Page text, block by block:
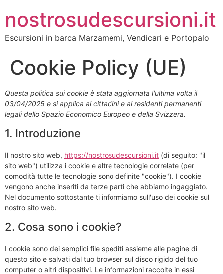
nostrosudescursioni.it
Escursioni in barca Marzamemi, Vendicari e Portopalo
Cookie Policy (UE)
Questa politica sui cookie è stata aggiornata l'ultima volta il
03/04/2025 e si applica ai cittadini e ai residenti permanenti
legali dello Spazio Economico Europeo e della Svizzera.
1. Introduzione
Il nostro sito web, https://nostrosudescursioni.it (di seguito: "il
sito web") utilizza i cookie e altre tecnologie correlate (per
comodità tutte le tecnologie sono definite "cookie"). I cookie
vengono anche inseriti da terze parti che abbiamo ingaggiato.
Nel documento sottostante ti informiamo sull'uso dei cookie sul
nostro sito web.
2. Cosa sono i cookie?
I cookie sono dei semplici file spediti assieme alle pagine di
questo sito e salvati dal tuo browser sul disco rigido del tuo
computer o altri dispositivi. Le informazioni raccolte in essi